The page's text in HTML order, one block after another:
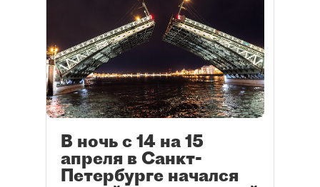
В ночь с 14 на 15
апреля в Санкт-
Петербурге начался